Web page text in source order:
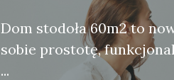
Dom stodoła 60m2 to
sobie prostotę,
...